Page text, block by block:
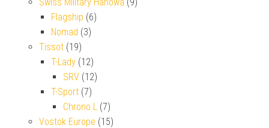
Flagship (6)
Nomad (3)
Tissot (19)
T-Lady (12)
SRV (12)
T-Sport (7)
Chrono L (7)
Vostok Europe (15)